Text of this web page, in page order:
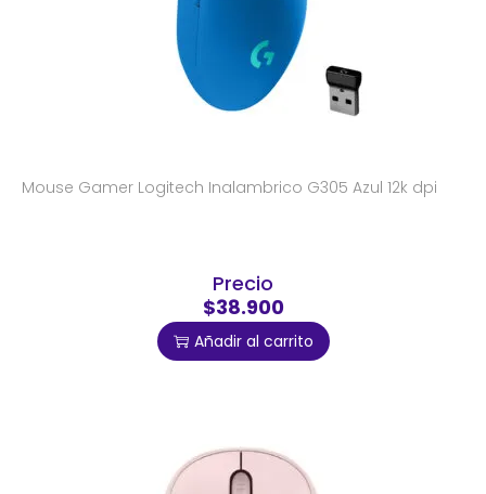
Mouse Gamer Logitech Inalambrico G305 Azul 12k dpi
Precio
$38.900
Añadir al carrito